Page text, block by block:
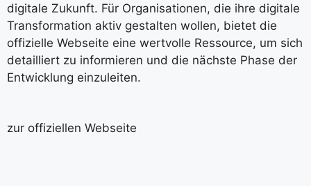
digitale Zukunft. Für Organisationen, die ihre digitale
Transformation aktiv gestalten wollen, bietet die
offizielle Webseite eine wertvolle Ressource, um sich
detailliert zu informieren und die nächste Phase der
Entwicklung einzuleiten.
zur offiziellen Webseite